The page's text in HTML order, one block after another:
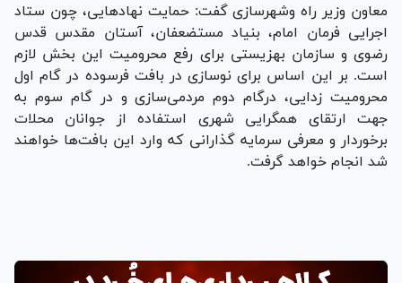
معاون وزیر راه وشهرسازی گفت: حمایت نهادهایی، چون ستاد
اجرایی فرمان امام، بنیاد مستضعفان، آستان مقدس قدس
رضوی و سازمان بهزیستی برای رفع محرومیت این بخش لازم
است. بر این اساس برای نوسازی در بافت فرسوده در گام اول
محرومیت زدایی، درگام دوم مردمی‌سازی و در گام سوم به
جهت ارتقای همگرایی شهری استفاده از جوانان محلات
برخوردار و معرفی سرمایه گذارانی که وارد این بافت‌ها خواهند
شد انجام خواهد گرفت.